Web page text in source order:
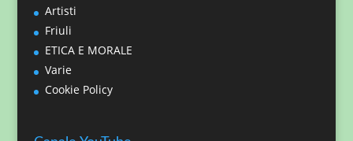
Artisti
Friuli
ETICA E MORALE
Varie
Cookie Policy